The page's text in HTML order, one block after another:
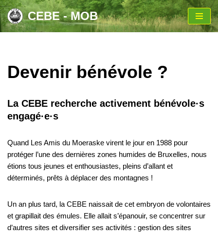
Aller
CEBE - MOB
Devenir bénévole ?
La CEBE recherche activement bénévole·s
engagé·e·s
Quand Les Amis du Moeraske virent le jour en 1988 pour
protéger l’une des dernières zones humides de Bruxelles, nous
étions tous jeunes et enthousiastes, pleins d’allant et
déterminés, prêts à déplacer des montagnes !
Un an plus tard, la CEBE naissait de cet embryon de volontaires
et grapillait des émules. Elle allait s’épanouir, se concentrer sur
d’autres sites et diversifier ses activités : gestion des sites